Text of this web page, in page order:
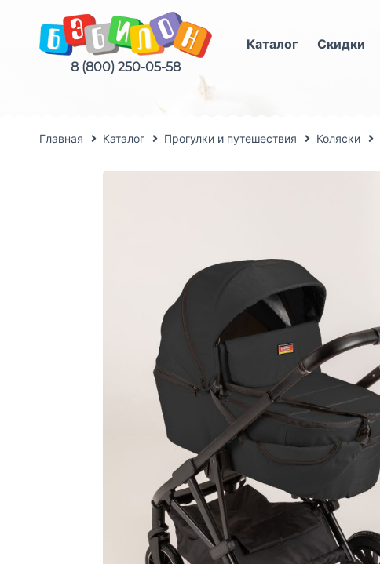
8 (800) 250-05-58
Каталог Скидки
Главная Каталог Прогулки и путешествия Коляски